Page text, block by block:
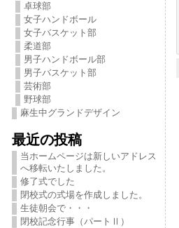
卓球部
女子ハンドボール
女子バスケット部
柔道部
男子ハンドボール部
男子バスケット部
芸術部
野球部
麻生中グランドデザイン
最近の投稿
当ホームページは新しいアドレス
へ移転いたしました。
修了式でした
閉校式の式場を作成しました。
生徒朝会で・・・
閉校記念行事（パートⅡ）